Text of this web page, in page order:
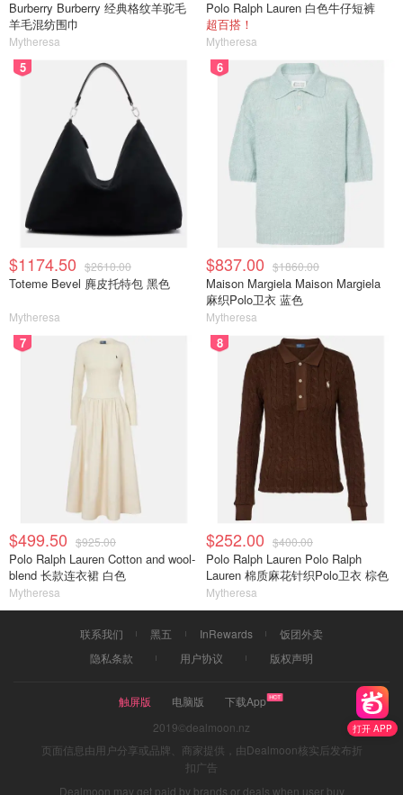
打开 APP
Burberry Burberry 经典格纹羊驼毛
羊毛混纺围巾
Mytheresa
Polo Ralph Lauren 白色牛仔短裤
超百搭！
Mytheresa
5
$1174.50 $2610.00
Toteme Bevel 麂皮托特包 黑色
Mytheresa
6
$837.00 $1860.00
Maison Margiela Maison Margiela
麻织Polo卫衣 蓝色
Mytheresa
7
$499.50 $925.00
Polo Ralph Lauren Cotton and wool-
blend 长款连衣裙 白色
Mytheresa
8
$252.00 $400.00
Polo Ralph Lauren Polo Ralph
Lauren 棉质麻花针织Polo卫衣 棕色
Mytheresa
联系我们 黑五 InRewards
饭团外卖
隐私条款
用户协议 版权声明
触屏版 电脑版
下载App
2019©dealmoon.nz
页面信息由用户分享或品牌、商家提供，由Dealmoon核实后发布折
扣广告
Dealmoon may get paid by brands or deals when user buy